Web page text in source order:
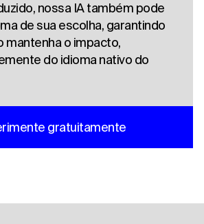
nossa IA também pode
de sua escolha, garantindo
mantenha o impacto,
do idioma nativo do
gratuitamente